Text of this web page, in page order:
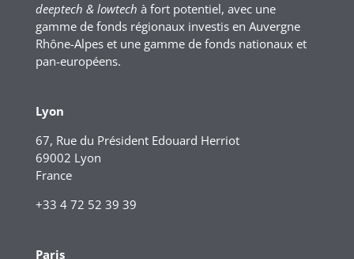
deeptech & lowtech à fort potentiel, avec une
gamme de fonds régionaux investis en Auvergne
Rhône-Alpes et une gamme de fonds nationaux et
pan-européens.
Lyon
67, Rue du Président Edouard Herriot
69002 Lyon
France
+33 4 72 52 39 39
Paris